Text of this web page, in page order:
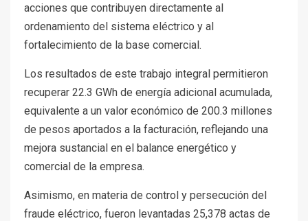
acciones que contribuyen directamente al
ordenamiento del sistema eléctrico y al
fortalecimiento de la base comercial.
Los resultados de este trabajo integral permitieron
recuperar 22.3 GWh de energía adicional acumulada,
equivalente a un valor económico de 200.3 millones
de pesos aportados a la facturación, reflejando una
mejora sustancial en el balance energético y
comercial de la empresa.
Asimismo, en materia de control y persecución del
fraude eléctrico, fueron levantadas 25,378 actas de